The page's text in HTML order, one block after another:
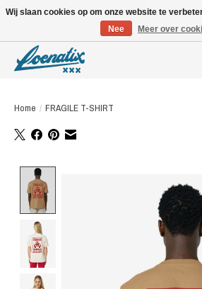
Home / FRAGILE T-SHIRT
Wij slaan cookies op om onze website te
Nee
Meer over